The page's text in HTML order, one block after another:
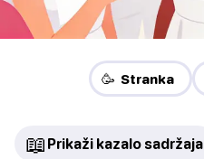
🥳 Stranka
📖 Prikaži kazalo sadržaja